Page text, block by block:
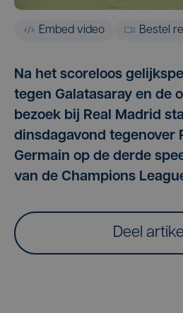
Embed video Bestel
Na het scoreloos
tegen Galatasaray en de
bezoek bij Real Madrid
dinsdagavond tegenover
Germain op de derde
van de Champions
Deel artikel